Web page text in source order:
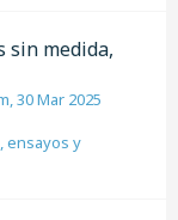
sin medida,
30 Mar 2025
ensayos y